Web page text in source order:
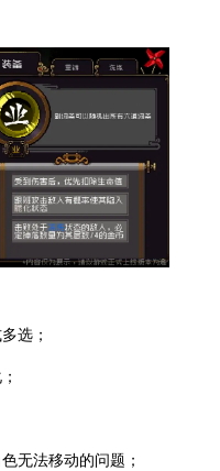
选；
无法移动的问题；